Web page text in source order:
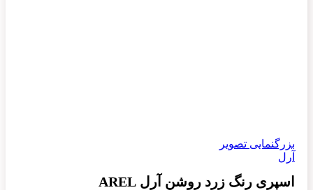
بزرگنمایی تصویر
آرل
اسپری رنگ زرد روشن آرل AREL